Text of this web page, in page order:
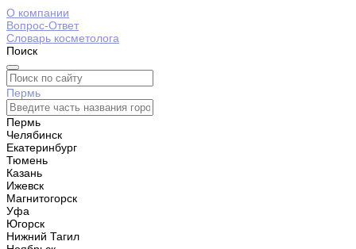
О компании
Вопрос-Ответ
Словарь косметолога
Поиск
Пермь
Пермь
Челябинск
Екатеринбург
Тюмень
Казань
Ижевск
Магнитогорск
Уфа
Югорск
Нижний Тагил